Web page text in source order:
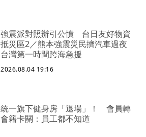
強震派對照辦引公憤 台日友好物資
抵災區2／熊本強震災民擠汽車過夜
台灣第一時間跨海急援
2026.08.04 19:16
統一旗下健身房「退場」！ 會員轉
會籍卡關：員工都不知道